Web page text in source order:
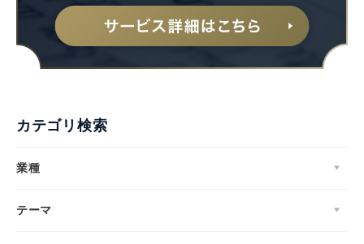
カテゴリ検索
業種
テーマ